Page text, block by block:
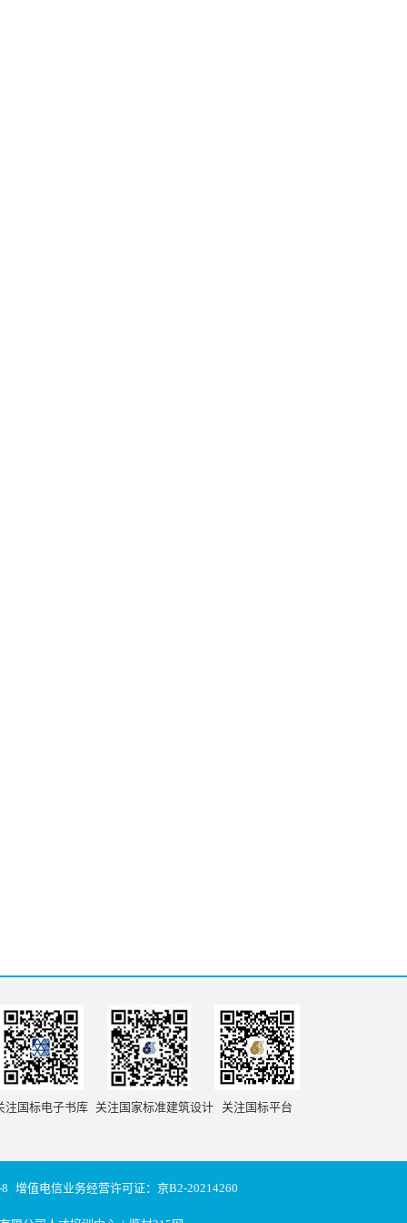
注国标电子书库 关注国家标准建筑设计 关注国标平台
增值电信业务经营许可证：京B2-20214260